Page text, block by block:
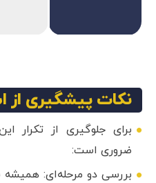
نکات پیشگیری از
برای جلوگیری از تکرار
ضروری است:
بررسی دو مرحله‌ای: همیشه